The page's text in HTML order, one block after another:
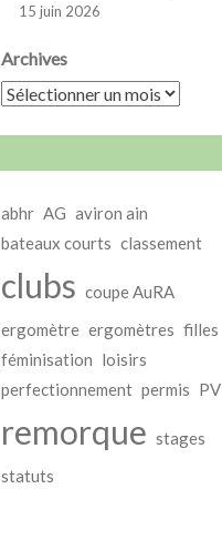
15 juin 2026
Archives
abhr AG aviron ain
bateaux courts classement
clubs coupe AuRA
ergomètre ergomètres filles
féminisation loisirs
perfectionnement permis PV
remorque stages
statuts